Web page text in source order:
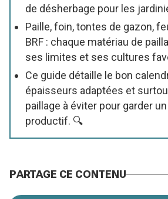
de désherbage pour les
Paille, foin, tontes de gazon,
BRF : chaque matériau de
ses limites et ses cultures
Ce guide détaille le bon
épaisseurs adaptées et
paillage à éviter pour garder
productif. 🔍
PARTAGE CE CONTENU